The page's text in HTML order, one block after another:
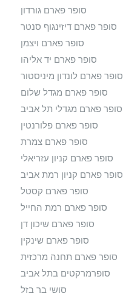
סופר פארם גורדון
סופר פארם דיזינגוף סנטר
סופר פארם ויצמן
סופר פארם יד אליהו
סופר פארם לונדון מיניסטור
סופר פארם מגדל שלום
סופר פארם מגדלי תל אביב
סופר פארם פלורנטין
סופר פארם צמרת
סופר פארם קניון עזריאלי
סופר פארם קניון רמת אביב
סופר פארם קסטל
סופר פארם רמת החייל
סופר פארם שיכון דן
סופר פארם שינקין
סופר פארם תחנה מרכזית
סופרמרקטים בתל אביב
סושי בר בזל